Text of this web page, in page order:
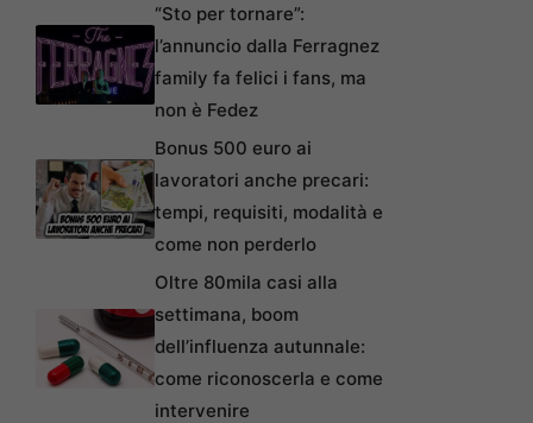
“Sto per tornare”:
l’annuncio dalla Ferragnez
family fa felici i fans, ma
non è Fedez
Bonus 500 euro ai
lavoratori anche precari:
tempi, requisiti, modalità e
come non perderlo
Oltre 80mila casi alla
settimana, boom
dell’influenza autunnale:
come riconoscerla e come
intervenire